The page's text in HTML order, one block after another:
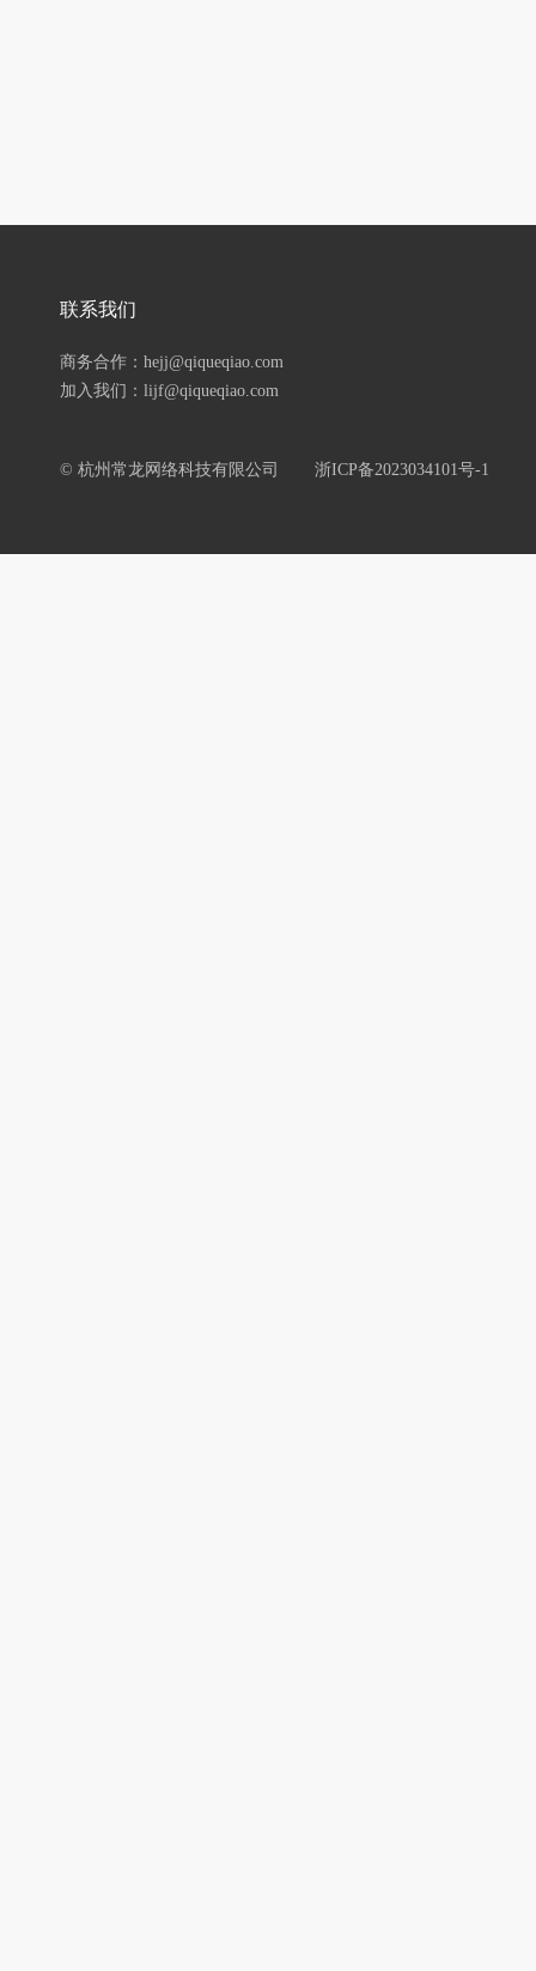
联系我们
商务合作：hejj@qiqueqiao.com
加入我们：lijf@qiqueqiao.com
© 杭州常龙网络科技有限公司 浙ICP备2023034101号-1